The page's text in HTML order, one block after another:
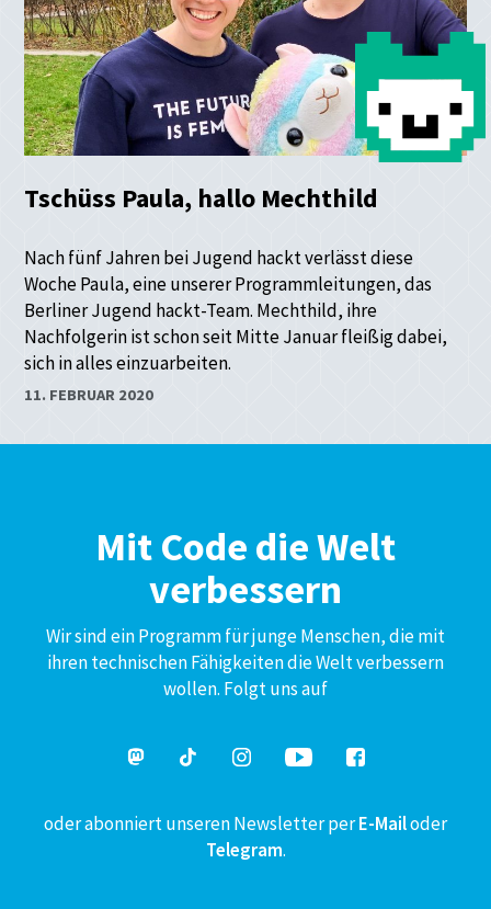
Tschüss Paula, hallo Mechthild
Nach fünf Jahren bei Jugend hackt verlässt diese
Woche Paula, eine unserer Programmleitungen, das
Berliner Jugend hackt-Team. Mechthild, ihre
Nachfolgerin ist schon seit Mitte Januar fleißig dabei,
sich in alles einzuarbeiten.
11. FEBRUAR 2020
Mit Code die Welt
verbessern
Wir sind ein Programm für junge Menschen, die mit
ihren technischen Fähigkeiten die Welt verbessern
wollen. Folgt uns auf
oder abonniert unseren Newsletter perE-Mailoder
Telegram.